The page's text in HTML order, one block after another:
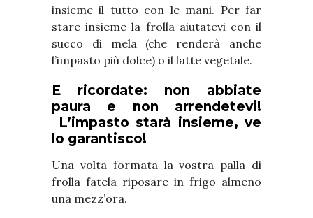
insieme il tutto con le mani. Per far
stare insieme la frolla aiutatevi con il
succo di mela (che renderà anche
l’impasto più dolce) o il latte vegetale.
E ricordate: non abbiate
paura e non arrendetevi!
L’impasto starà insieme, ve
lo garantisco!
Una volta formata la vostra palla di
frolla fatela riposare in frigo almeno
una mezz’ora.